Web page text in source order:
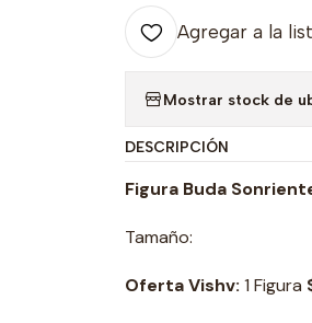
Agregar a la
Mostrar stock de
DESCRIPCIÓN
Figura Buda
Tamaño:
Oferta Vishv: 1 Figura